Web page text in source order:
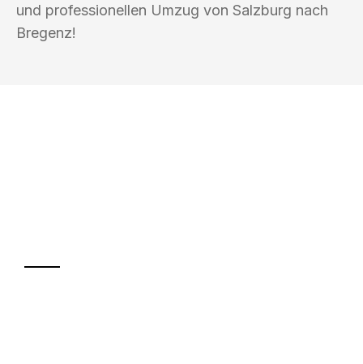
und professionellen Umzug von Salzburg nach
Bregenz!